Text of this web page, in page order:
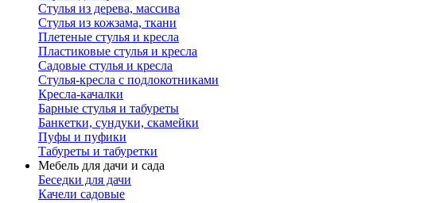
Стулья из дерева, массива
Стулья из кожзама, ткани
Плетеные стулья и кресла
Пластиковые стулья и кресла
Садовые стулья и кресла
Стулья-кресла с подлокотниками
Кресла-качалки
Барные стулья и табуреты
Банкетки, сундуки, скамейки
Пуфы и пуфики
Табуреты и табуретки
Мебель для дачи и сада
Беседки для дачи
Качели садовые